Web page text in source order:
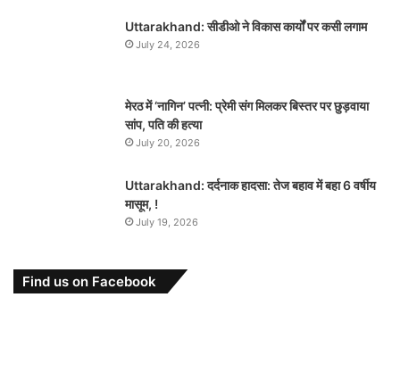
Uttarakhand: सीडीओ ने विकास कार्यों पर कसी लगाम
July 24, 2026
मेरठ में ‘नागिन’ पत्नी: प्रेमी संग मिलकर बिस्तर पर छुड़वाया
सांप, पति की हत्या
July 20, 2026
Uttarakhand: दर्दनाक हादसा: तेज बहाव में बहा 6 वर्षीय
मासूम, !
July 19, 2026
Find us on Facebook